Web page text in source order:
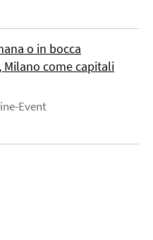
o in bocca
Milano come capitali
Event